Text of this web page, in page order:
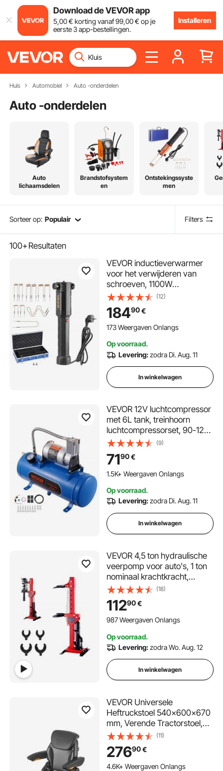
Download de VEVOR app
5,00€ korting vanaf99,00€ op je
eerste 3 app-bestellingen.
Installeren
Huis Automobiel Auto -onderdelen
Auto -onderdelen
Auto
lichaamsdelen
Brandstofsystem
en
Ontstekingssyste
men
Sorteer op: Populair Filters
100+Resultaten
VEVOR inductieverwarmer
voor het verwijderen van
schroeven, 1100W
magnetische
inductieverwarmerset,
verwarmer voor het
verwijderen van roestige
autoreparatiegereedschap
met 10 spoelen
(12)
18490€
173 Weergaven Onlangs
Op voorraad.
Levering:zodra Di. Aug. 11
In winkelwagen
VEVOR 12V luchtcompressor
met 6L tank, treinhoorn
luchtcompressorset, 90-120
psi werkdruk, geïntegreerd
luchtcompressorsysteem
voor treinhoorns, banden
oppompen, vrachtwagens,
(9)
7190€
1.5K+ Weergaven Onlangs
Op voorraad.
Levering:zodra Di. Aug. 11
In winkelwagen
VEVOR 4,5 ton hydraulische
veerpomp voor auto's, 1 ton
nominaal krachtkracht,
veerpootcompressor voor 11-
13 cm en 14-17 cm veerpoten
met lekvrije hydraulische
pomp
(18)
11290€
987 Weergaven Onlangs
Op voorraad.
Levering:zodra Wo. Aug. 12
In winkelwagen
VEVOR Universele
Heftruckstoel 540x600x670
mm, Verende Tractorstoel,
Tractorstoel, Heftruckstoel,
Veilige neerklapbare stoel,
Grasmaaierstoel voor Skid
Steer Loader, Bulldozer
(11)
27690€
4.6K+ Weergaven Onlangs